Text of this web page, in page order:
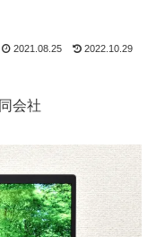
2021.08.25 2022.10.29
会社